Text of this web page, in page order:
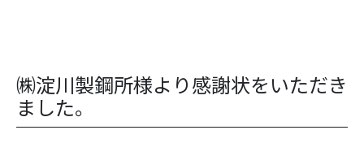
㈱淀川製鋼所様より感謝状をいただき
ました。